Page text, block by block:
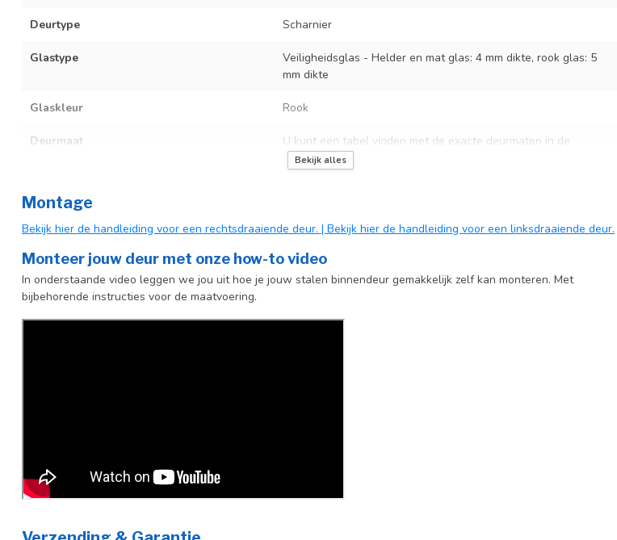
Deurtype Scharnier
Glastype
Veiligheidsglas - Helder en mat glas: 4 mm dikte, rook glas: 5
mm dikte
Glaskleur Rook
Deurmaat
U kunt een tabel vinden met de exacte deurmaten in de
producttekst boven dit specificatievak.
Afdekkap vloerscharnier (uitsluitend
taatsdeuren)
Incl. zwart kapje
Bekijk alles
Montage
Bekijk hier de handleiding voor een rechtsdraaiende deur. | Bekijk hier de handleiding voor een linksdraaiende deur.
Monteer jouw deur met onze how-to video
In onderstaande video leggen we jou uit hoe je jouw stalen binnendeur gemakkelijk zelf kan monteren. Met
bijbehorende instructies voor de maatvoering.